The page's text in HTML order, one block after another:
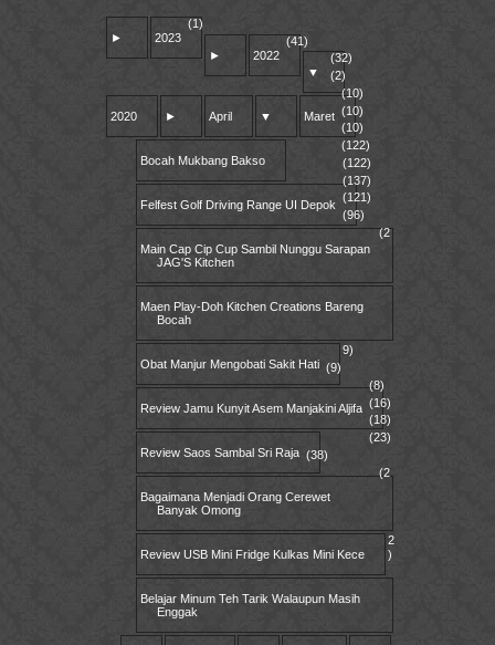
► 2023
(1)
► 2022
(41)
▼
2020
(32)
► April
(2)
▼ Maret
(10)
Bocah Mukbang Bakso
Felfest Golf Driving Range UI Depok
Main Cap Cip Cup Sambil Nunggu Sarapan
JAG'S Kitchen
Maen Play-Doh Kitchen Creations Bareng
Bocah
Obat Manjur Mengobati Sakit Hati
Review Jamu Kunyit Asem Manjakini Aljifa
Review Saos Sambal Sri Raja
Bagaimana Menjadi Orang Cerewet
Banyak Omong
Review USB Mini Fridge Kulkas Mini Kece
Belajar Minum Teh Tarik Walaupun Masih
Enggak
(10)
(10)
(122)
(122)
(137)
(121)
(96)
(2
9)
(9)
(8)
(16)
(18)
(23)
(38)
(2
2
)